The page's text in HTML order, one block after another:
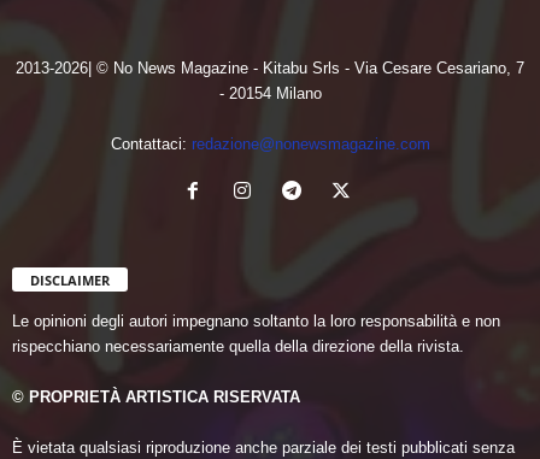
2013-2026| © No News Magazine - Kitabu Srls - Via Cesare Cesariano, 7
- 20154 Milano
Contattaci: redazione@nonewsmagazine.com
DISCLAIMER
Le opinioni degli autori impegnano soltanto la loro responsabilità e non
rispecchiano necessariamente quella della direzione della rivista.
© PROPRIETÀ ARTISTICA RISERVATA
È vietata qualsiasi riproduzione anche parziale dei testi pubblicati senza